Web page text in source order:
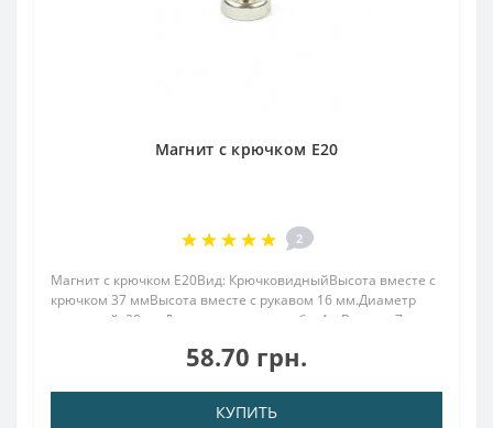
Магнит с крючком E20
2
Магнит с крючком E20Вид: КрючковидныйВысота вместе с
крючком 37 ммВысота вместе с рукавом 16 мм.Диаметр
наружный: 20 ммДиаметр внутр. резьба: 4.мВысота: 7
N38Сцепление прибл.: 13,00 кгТемперат..
58.70 грн.
КУПИТЬ